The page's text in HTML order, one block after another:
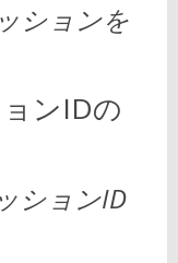
ションを
ンIDの
ションID